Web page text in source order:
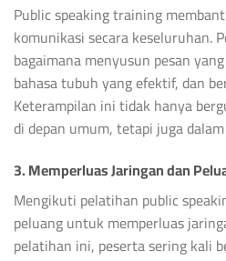
Public speaking training
komunikasi secara keseluruhan.
bagaimana menyusun pesan
bahasa tubuh yang efektif, dan
Keterampilan ini tidak hanya
di depan umum, tetapi juga
3. Memperluas Jaringan dan
Mengikuti pelatihan public
peluang untuk memperluas
pelatihan ini, peserta sering kali